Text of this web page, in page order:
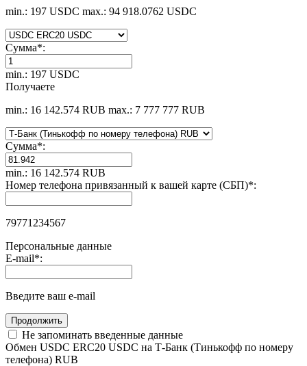
min.: 197 USDC max.: 94 918.0762 USDC
Сумма*:
min.: 197 USDC
Получаете
min.: 16 142.574 RUB max.: 7 777 777 RUB
Сумма*:
min.: 16 142.574 RUB
Номер телефона привязанный к вашей карте (СБП)*:
79771234567
Персональные данные
E-mail*:
Введите ваш e-mail
Не запоминать введенные данные
Обмен USDC ERC20 USDC на Т-Банк (Тинькофф по номеру
телефона) RUB